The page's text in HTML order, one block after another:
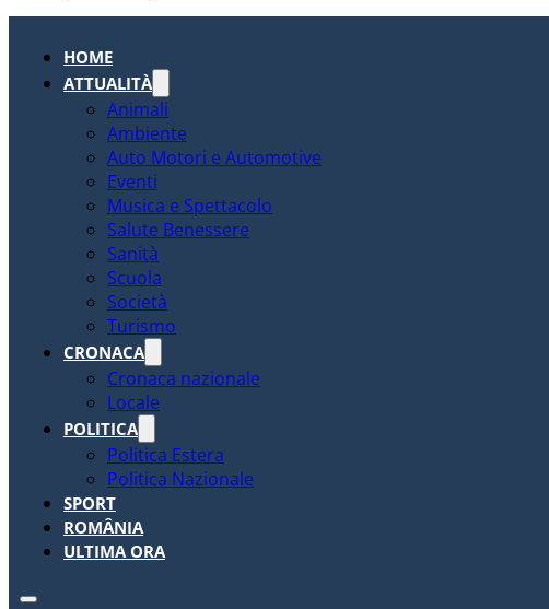
HOME
ATTUALITÀ
Animali
Ambiente
Auto Motori e Automotive
Eventi
Musica e Spettacolo
Salute Benessere
Sanità
Scuola
Società
Turismo
CRONACA
Cronaca nazionale
Locale
POLITICA
Politica Estera
Politica Nazionale
SPORT
ROMÂNIA
ULTIMA ORA